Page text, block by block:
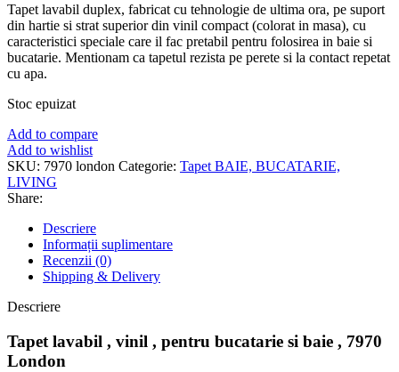
Tapet lavabil duplex, fabricat cu tehnologie de ultima ora, pe suport
din hartie si strat superior din vinil compact (colorat in masa), cu
caracteristici speciale care il fac pretabil pentru folosirea in baie si
bucatarie. Mentionam ca tapetul rezista pe perete si la contact repetat
cu apa.
Stoc epuizat
Add to compare
Add to wishlist
SKU: 7970 london Categorie: Tapet BAIE, BUCATARIE,
LIVING
Share:
Descriere
Informații suplimentare
Recenzii (0)
Shipping & Delivery
Descriere
Tapet lavabil , vinil , pentru bucatarie si baie , 7970
London